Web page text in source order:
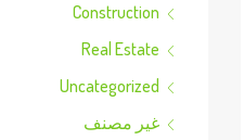
Construction
Real Estate
Uncategorized
غير مصنف